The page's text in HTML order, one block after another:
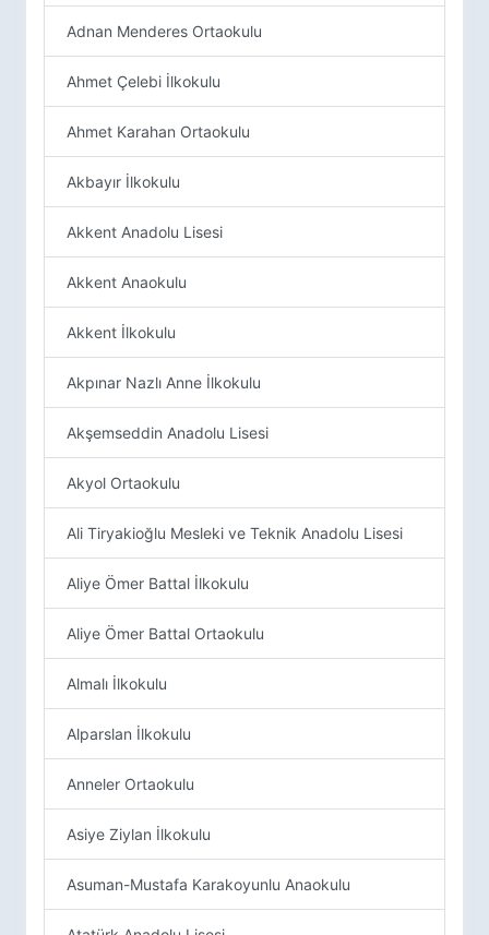
Adnan Menderes Ortaokulu
Ahmet Çelebi İlkokulu
Ahmet Karahan Ortaokulu
Akbayır İlkokulu
Akkent Anadolu Lisesi
Akkent Anaokulu
Akkent İlkokulu
Akpınar Nazlı Anne İlkokulu
Akşemseddin Anadolu Lisesi
Akyol Ortaokulu
Ali Tiryakioğlu Mesleki ve Teknik Anadolu Lisesi
Aliye Ömer Battal İlkokulu
Aliye Ömer Battal Ortaokulu
Almalı İlkokulu
Alparslan İlkokulu
Anneler Ortaokulu
Asiye Ziylan İlkokulu
Asuman-Mustafa Karakoyunlu Anaokulu